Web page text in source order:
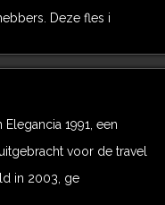
Deze fles i
1991, een
voor de travel
in 2003, ge